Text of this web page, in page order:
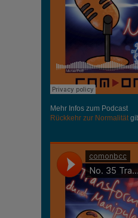
Mehr Infos zum Podcast
Rückkehr zur Normalität